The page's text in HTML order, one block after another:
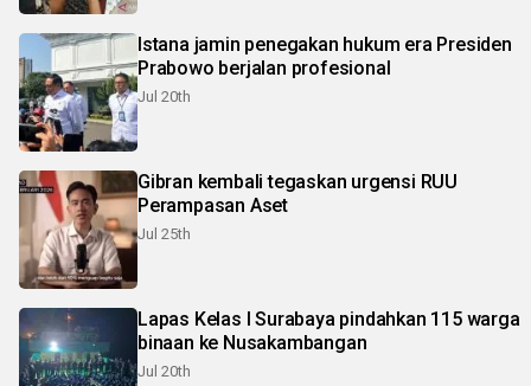
Istana jamin penegakan hukum era Presiden
Prabowo berjalan profesional
Jul 20th
Gibran kembali tegaskan urgensi RUU
Perampasan Aset
Jul 25th
Lapas Kelas I Surabaya pindahkan 115 warga
binaan ke Nusakambangan
Jul 20th